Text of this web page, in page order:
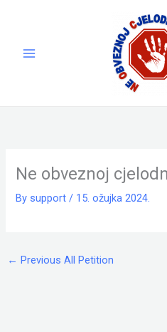
Ne obveznoj
By support/ 15. ožujka 2024.
← Previous All Petition